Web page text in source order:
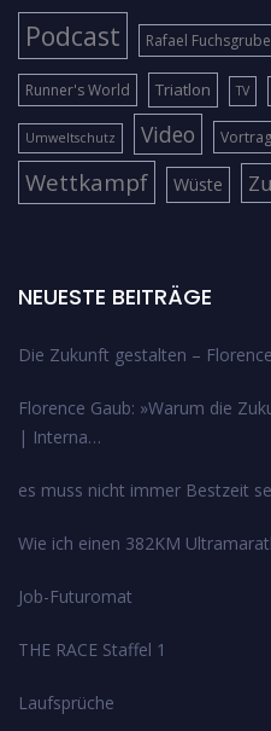
Podcast Rafael
Runner's World Triatlon TV
Umweltschutz Video Vortrag
Wettkampf Wüste
NEUESTE BEITRÄGE
Die Zukunft gestalten –
Florence Gaub: »Warum die
| Interna…
es muss nicht immer Bestzeit
Wie ich einen 382KM
Job-Futuromat
THE RACE Staffel 1
Laufsprüche